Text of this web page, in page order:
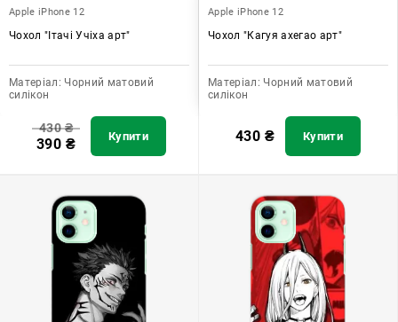
Apple iPhone 12
Чохол "Ітачі Учіха арт"
Матеріал: Чорний матовий
силікон
430₴
390 ₴ Купити
Apple iPhone 12
Чохол "Кагуя ахегао арт"
Матеріал: Чорний матовий
силікон
430 ₴ Купити